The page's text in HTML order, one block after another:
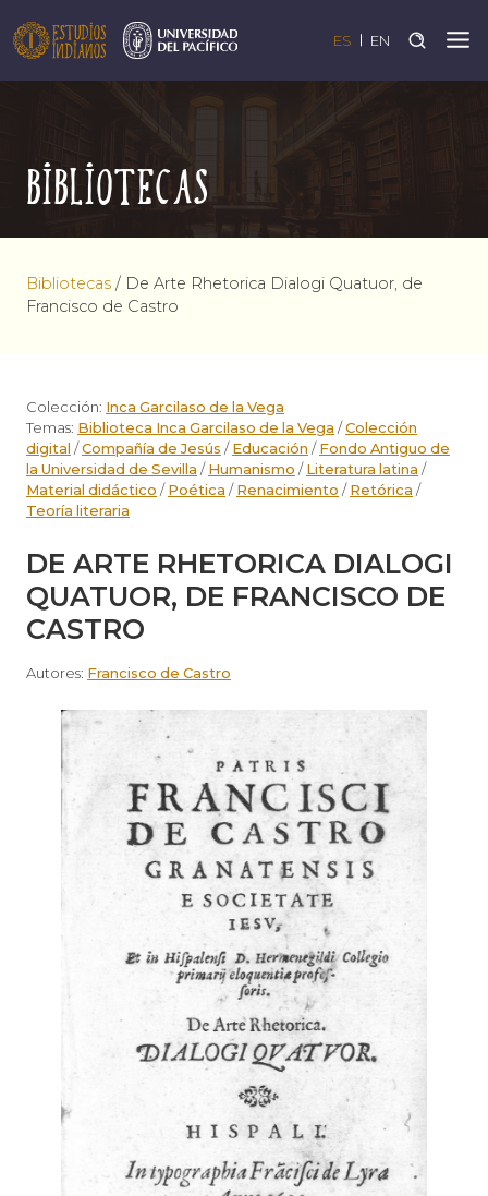
ES EN
Bibliotecas
Bibliotecas / De Arte Rhetorica Dialogi Quatuor, de
Francisco de Castro
Colección: Inca Garcilaso de la Vega
Temas: Biblioteca Inca Garcilaso de la Vega /Colección
digital /Compañía de Jesús /Educación /Fondo Antiguo de
la Universidad de Sevilla /Humanismo /Literatura latina /
Material didáctico /Poética /Renacimiento /Retórica /
Teoría literaria
DE ARTE RHETORICA DIALOGI
QUATUOR, DE FRANCISCO DE
CASTRO
Autores: Francisco de Castro